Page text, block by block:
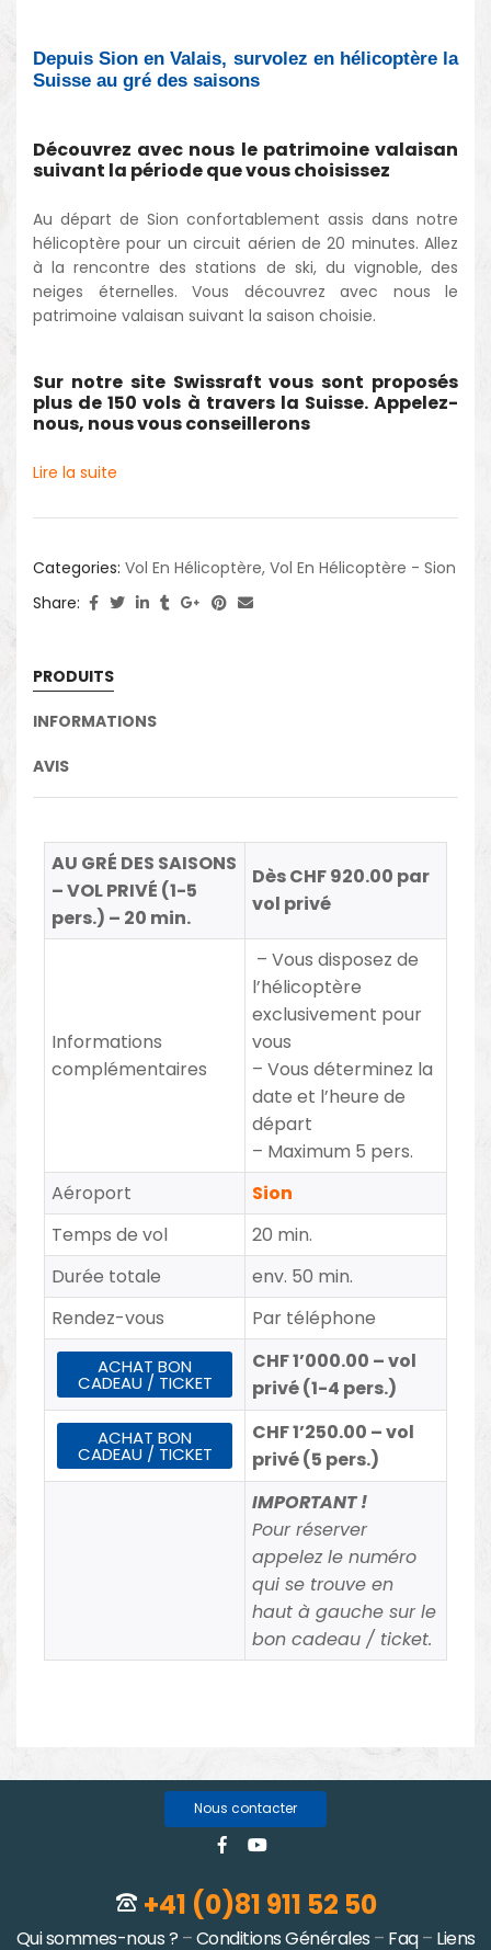
Depuis Sion en Valais, survolez en hélicoptère la
Suisse au gré des saisons
Découvrez avec nous le patrimoine valaisan
suivant la période que vous choisissez
Au départ de Sion confortablement assis dans notre
hélicoptère pour un circuit aérien de 20 minutes. Allez
à la rencontre des stations de ski, du vignoble, des
neiges éternelles. Vous découvrez avec nous le
patrimoine valaisan suivant la saison choisie.
Sur notre site Swissraft vous sont proposés
plus de 150 vols à travers la Suisse. Appelez-
nous, nous vous conseillerons
Lire la suite
Categories: Vol En Hélicoptère, Vol En Hélicoptère - Sion
Share:
PRODUITS
INFORMATIONS
AVIS
AU GRÉ DES SAISONS
– VOL PRIVÉ (1-5
pers.) – 20 min.
Dès CHF 920.00 par
vol privé
Informations
complémentaires
– Vous disposez de
l’hélicoptère
exclusivement pour
vous
– Vous déterminez la
date et l’heure de
départ
– Maximum 5 pers.
Aéroport
Sion
Temps de vol
20 min.
Durée totale
env. 50 min.
Rendez-vous
Par téléphone
ACHAT BON
CADEAU / TICKET
CHF 1’000.00 – vol
privé (1-4 pers.)
ACHAT BON
CADEAU / TICKET
CHF 1’250.00 – vol
privé (5 pers.)
IMPORTANT !
Pour réserver
appelez le numéro
qui se trouve en
haut à gauche sur le
bon cadeau / ticket.
Nous contacter
+41 (0)81 911 52 50
Qui sommes-nous ? –Conditions Générales – Faq– Liens